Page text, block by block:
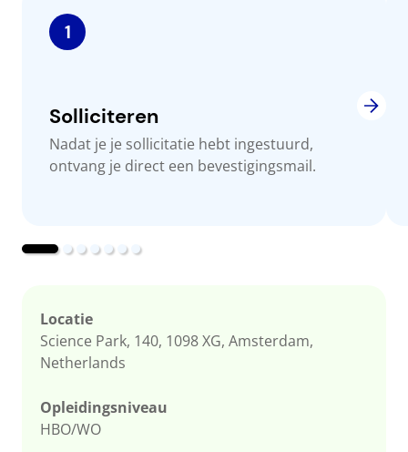
1
Solliciteren
Nadat je je sollicitatie hebt ingestuurd,
ontvang je direct een bevestigingsmail.
Locatie
Science Park, 140, 1098 XG, Amsterdam,
Netherlands
Opleidingsniveau
HBO/WO